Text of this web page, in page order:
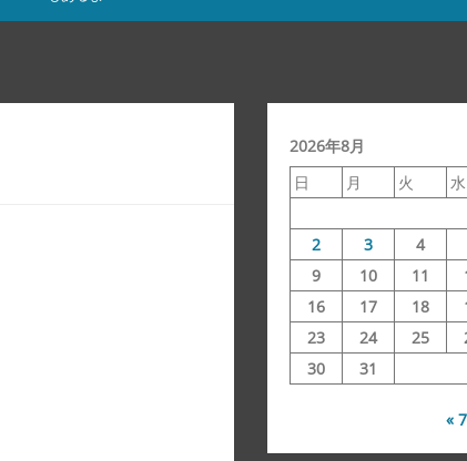
2026年8月
日
月 火 水
2
3 4
9
10 11
16
17 18
23
24 25
30
31
«